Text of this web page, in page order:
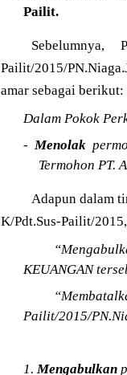
Pailit.
Sebelumnya,
Pailit/2015/
amar sebagai berikut:
Dalam Pokok
-Menolak
Termohon PT.
Adapun dalam
K/Pdt.Sus-Pailit/
KEUANGAN
Pailit/2015/
1.Mengabulkan